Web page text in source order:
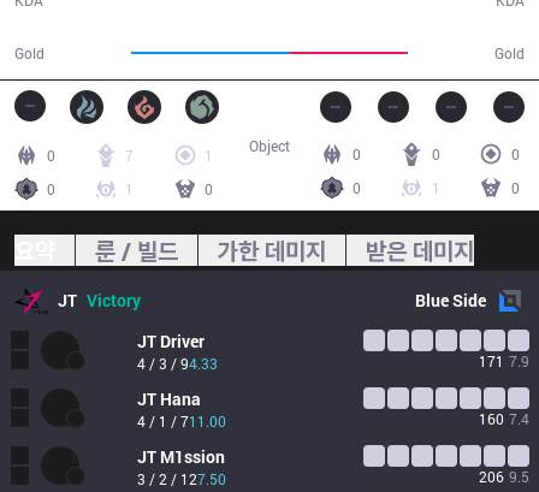
Gold Gold
0 7
1
0
1 0
0 0
0
0
1 0
Object
룬 / 빌드 가한 데미지 받은 데미지
JT Victory BlueSide
JT Driver
4 / 3 / 94.33 171 7.9
JT Hana
4 / 1 / 711.00 160 7.4
JT M1ssion
3 / 2 / 127.50 206 9.5